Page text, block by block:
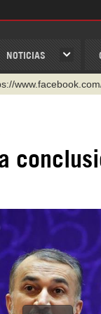
NOTICIAS
t.me/hispantvcanal
urmedium.com/c/
y Viber: +98